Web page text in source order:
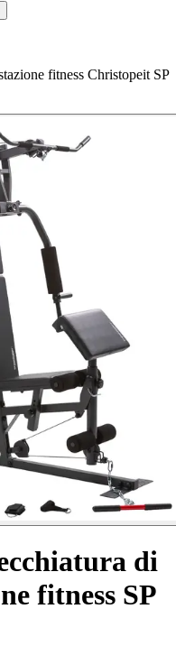
fitness Christopeit SP
di
fitness SP